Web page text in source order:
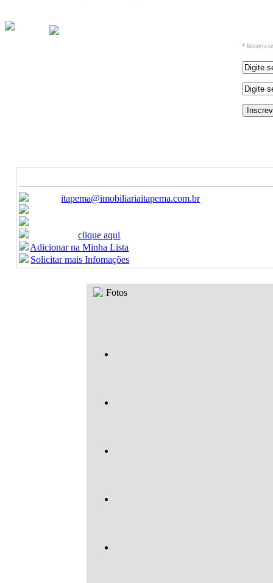
* Inscreva-
E-mail:itapema@imobiliariaitapema.com.br
Ligue:
Celular:
Formulario:clique aqui
Adicionar na Minha Lista
Solicitar mais Infomações
Fotos